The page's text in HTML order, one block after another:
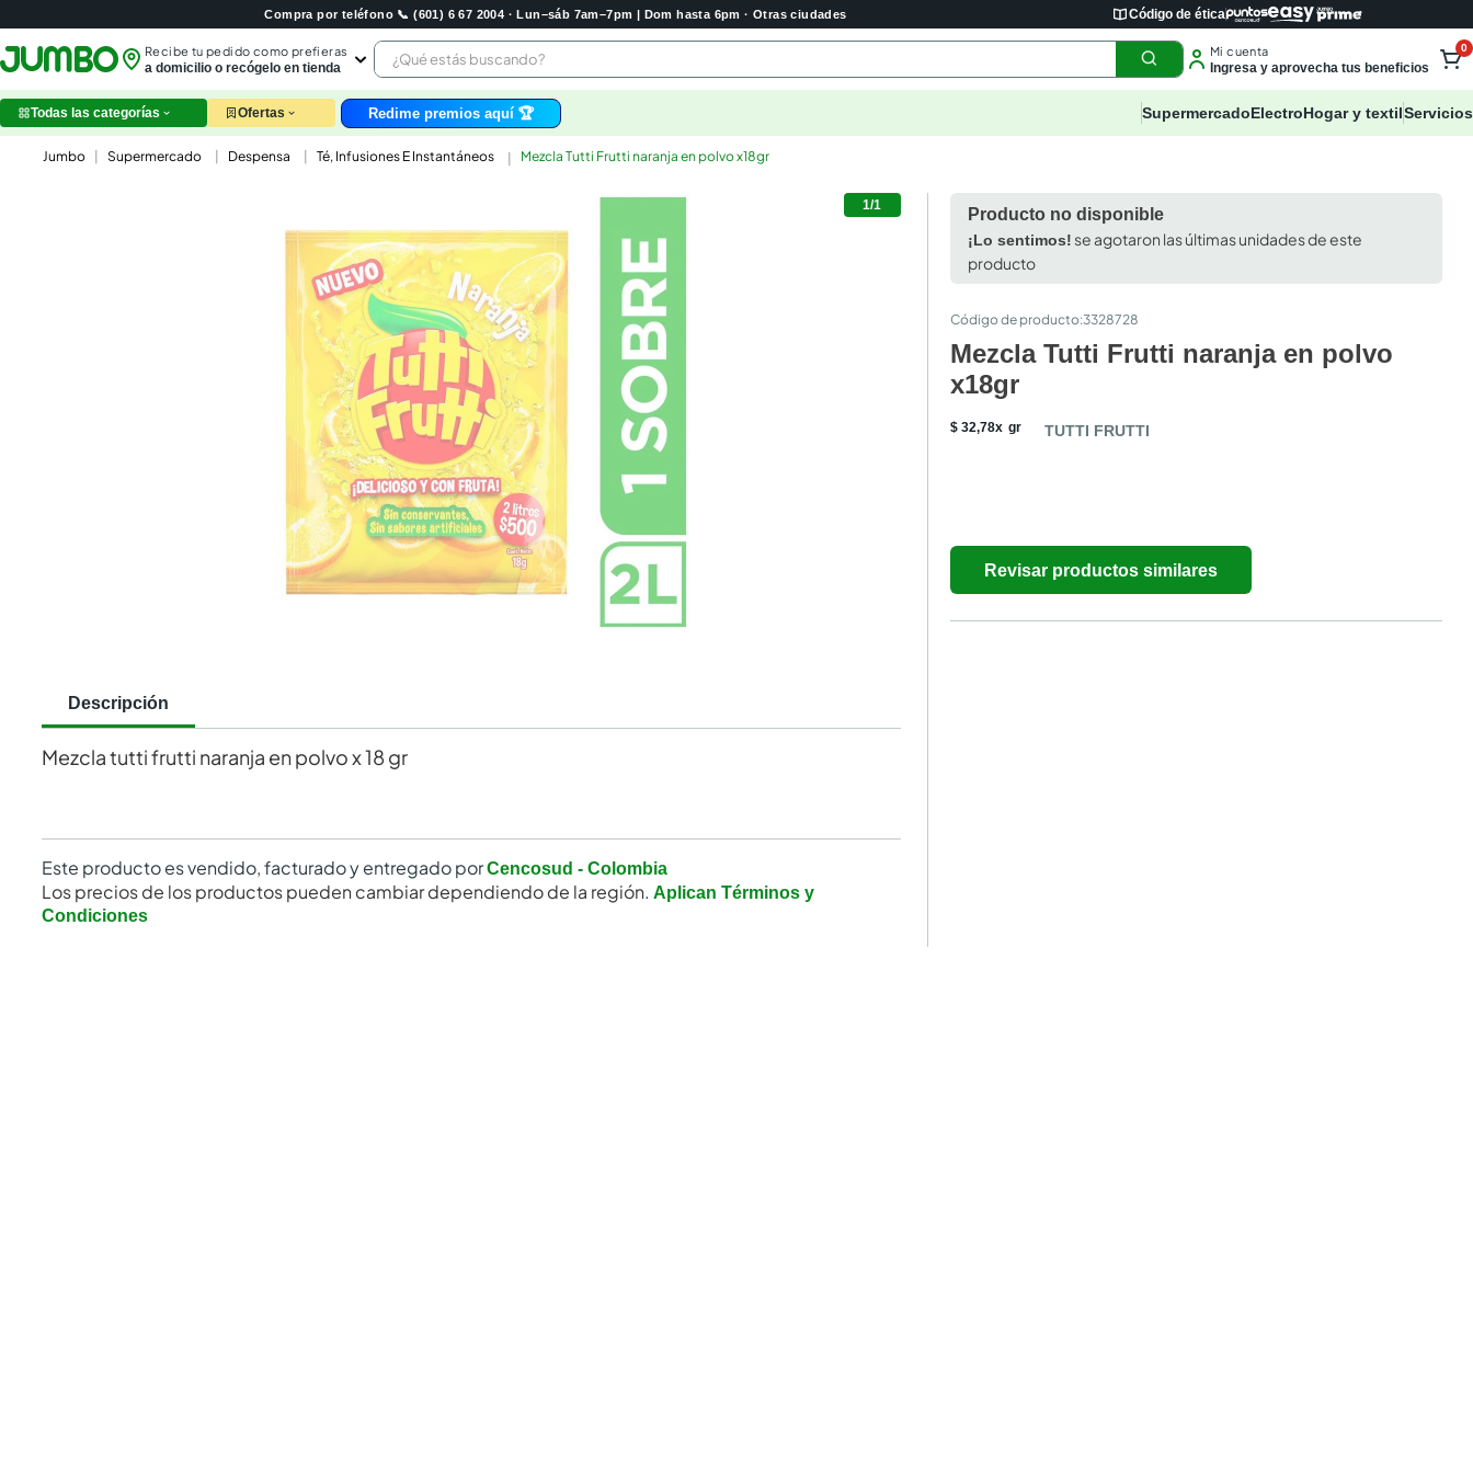
Compra por teléfono 📞 (601) 6 67 2004 · Lun–sáb 7am–7pm | Dom hasta 6pm · Otras ciudades Código de ética
Recibe tu pedido como prefieras
a domicilio o recógelo en tienda
¿Qué estás buscando?
leche
huevos
nutribela
galletas
aceite
queso
pollo
carne
Mi cuenta
Ingresa y aprovecha tus beneficios
0
Todas las categorías Ofertas Redime premios aquí 🏆 SupermercadoElectroHogar y textilServicios
Supermercado Despensa Té, Infusiones E Instantáneos Mezcla Tutti Frutti naranja en polvo x18gr
1/1
Descripción
Mezcla tutti frutti naranja en polvo x 18 gr
Este producto es vendido, facturado y entregado porCencosud - Colombia
Los precios de los productos pueden cambiar dependiendo de la región. Aplican Términos y
Condiciones
Producto no disponible
¡Lo sentimos!se agotaron las últimas unidades de este
producto
:3328728
Mezcla Tutti Frutti naranja en polvo
x18gr
$ 32,78x gr TUTTI FRUTTI